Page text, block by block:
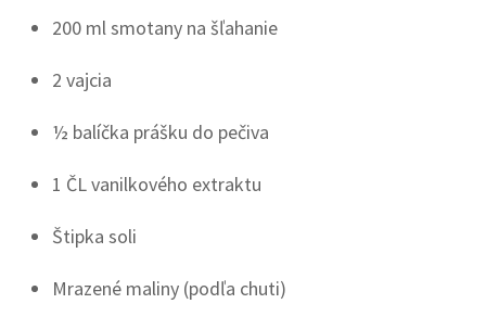
200 ml smotany na šľahanie
2 vajcia
½ balíčka prášku do pečiva
1 ČL vanilkového extraktu
Štipka soli
Mrazené maliny (podľa chuti)